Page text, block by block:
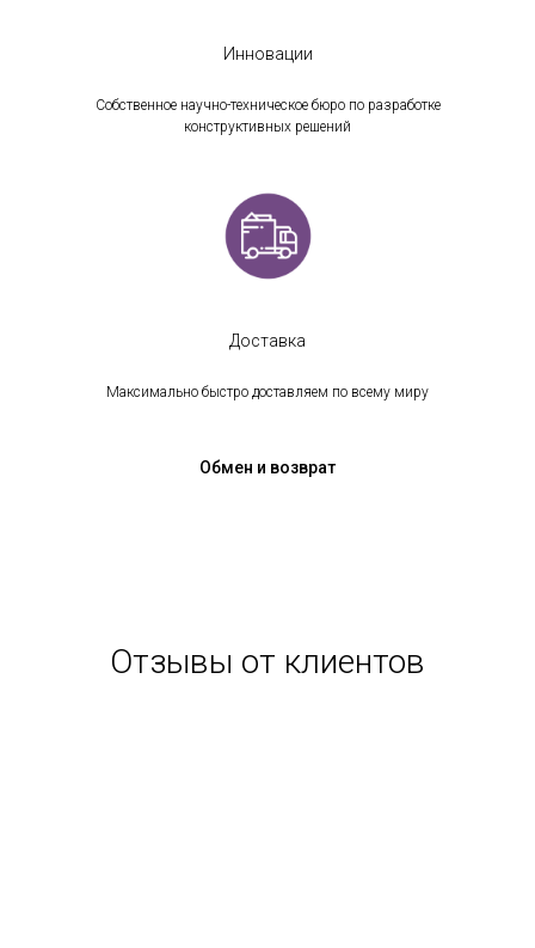
Инновации
Собственное научно-техническое бюро по разработке
конструктивных решений
Доставка
Максимально быстро доставляем по всему миру
Обмен и возврат
Отзывы от клиентов